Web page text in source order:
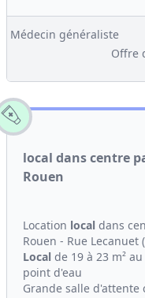
Médecin généraliste
Offre
local dans centre
Rouen
Location local dans
Rouen - Rue Lecanuet
Local de 19 à 23 m²
point d'eau
Grande salle d'attente